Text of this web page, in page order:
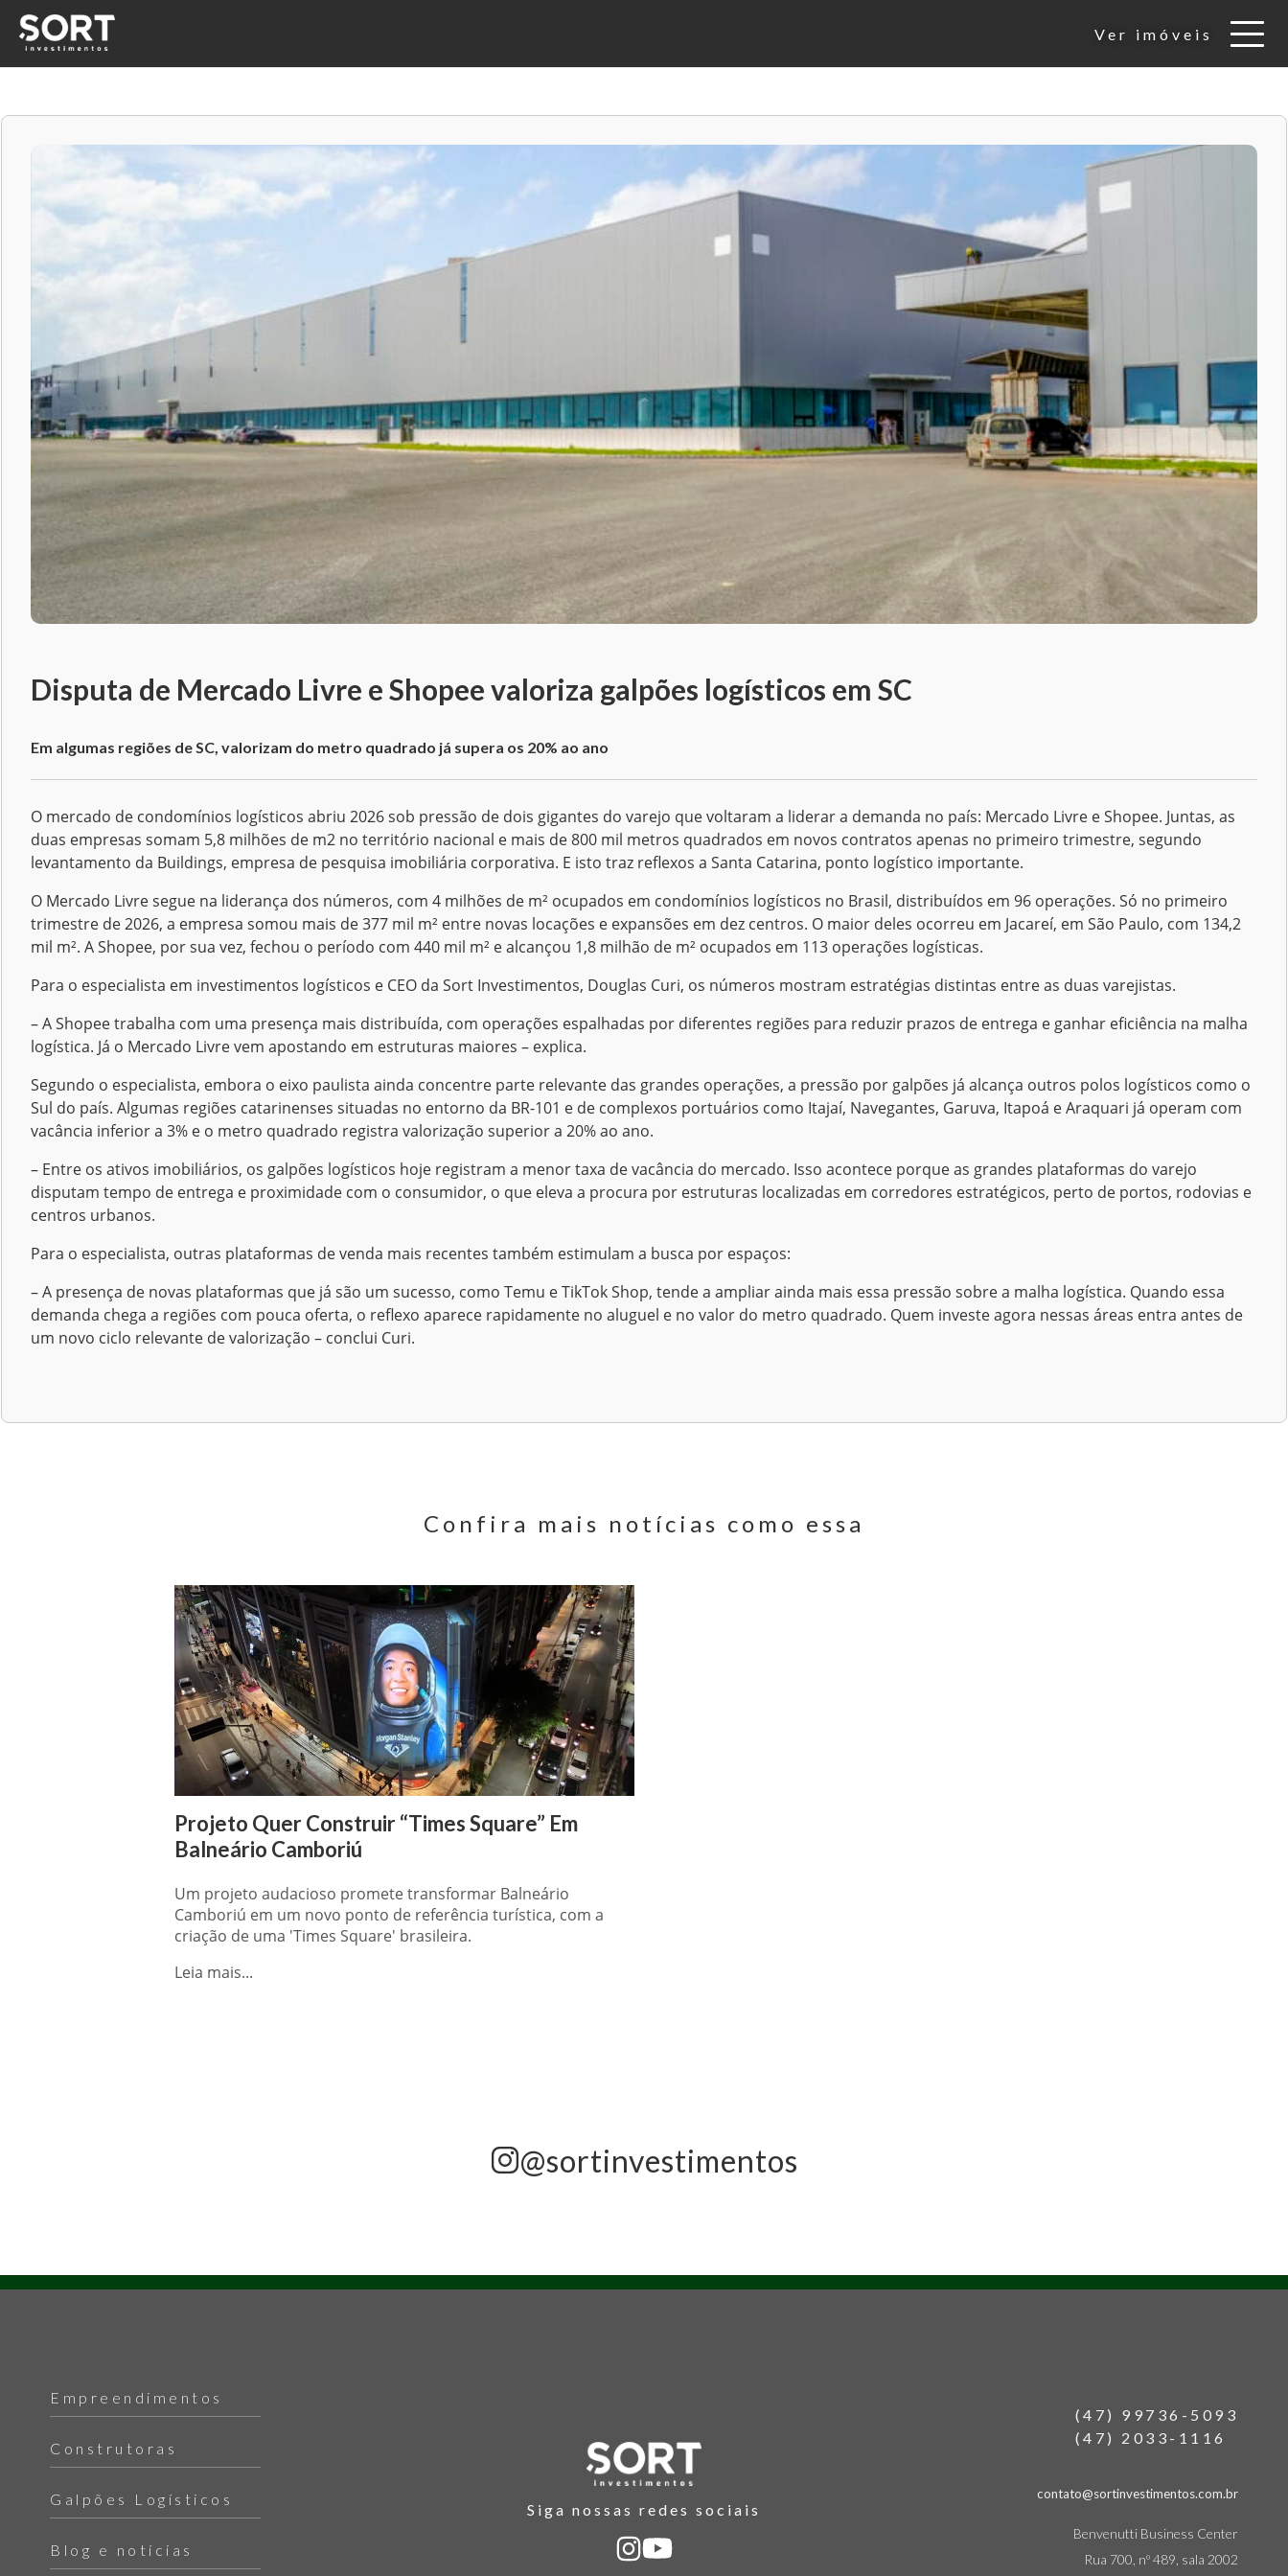
Ver imóveis
Disputa de Mercado Livre e Shopee valoriza galpões logísticos em SC
Em algumas regiões de SC, valorizam do metro quadrado já supera os 20% ao ano
O mercado de condomínios logísticos abriu 2026 sob pressão de dois gigantes do varejo que voltaram a liderar a demanda no país: Mercado Livre e Shopee. Juntas, as
duas empresas somam 5,8 milhões de m2 no território nacional e mais de 800 mil metros quadrados em novos contratos apenas no primeiro trimestre, segundo
levantamento da Buildings, empresa de pesquisa imobiliária corporativa. E isto traz reflexos a Santa Catarina, ponto logístico importante.
O Mercado Livre segue na liderança dos números, com 4 milhões de m² ocupados em condomínios logísticos no Brasil, distribuídos em 96 operações. Só no primeiro
trimestre de 2026, a empresa somou mais de 377 mil m² entre novas locações e expansões em dez centros. O maior deles ocorreu em Jacareí, em São Paulo, com 134,2
mil m². A Shopee, por sua vez, fechou o período com 440 mil m² e alcançou 1,8 milhão de m² ocupados em 113 operações logísticas.
Para o especialista em investimentos logísticos e CEO da Sort Investimentos, Douglas Curi, os números mostram estratégias distintas entre as duas varejistas.
– A Shopee trabalha com uma presença mais distribuída, com operações espalhadas por diferentes regiões para reduzir prazos de entrega e ganhar eficiência na malha
logística. Já o Mercado Livre vem apostando em estruturas maiores – explica.
Segundo o especialista, embora o eixo paulista ainda concentre parte relevante das grandes operações, a pressão por galpões já alcança outros polos logísticos como o
Sul do país. Algumas regiões catarinenses situadas no entorno da BR-101 e de complexos portuários como Itajaí, Navegantes, Garuva, Itapoá e Araquari já operam com
vacância inferior a 3% e o metro quadrado registra valorização superior a 20% ao ano.
– Entre os ativos imobiliários, os galpões logísticos hoje registram a menor taxa de vacância do mercado. Isso acontece porque as grandes plataformas do varejo
disputam tempo de entrega e proximidade com o consumidor, o que eleva a procura por estruturas localizadas em corredores estratégicos, perto de portos, rodovias e
centros urbanos.
Para o especialista, outras plataformas de venda mais recentes também estimulam a busca por espaços:
– A presença de novas plataformas que já são um sucesso, como Temu e TikTok Shop, tende a ampliar ainda mais essa pressão sobre a malha logística. Quando essa
demanda chega a regiões com pouca oferta, o reflexo aparece rapidamente no aluguel e no valor do metro quadrado. Quem investe agora nessas áreas entra antes de
um novo ciclo relevante de valorização – conclui Curi.
Confira mais notícias como essa
Projeto Quer Construir “Times Square” Em
Balneário Camboriú
Um projeto audacioso promete transformar Balneário
Camboriú em um novo ponto de referência turística, com a
criação de uma 'Times Square' brasileira.
Leia mais...
@sortinvestimentos
Empreendimentos
Construtoras
Galpões Logísticos
Blog e notícias
Siga nossas redes sociais
(47) 99736-5093
(47) 2033-1116
contato@sortinvestimentos.com.br
Benvenutti Business Center
Rua 700, nº 489, sala 2002